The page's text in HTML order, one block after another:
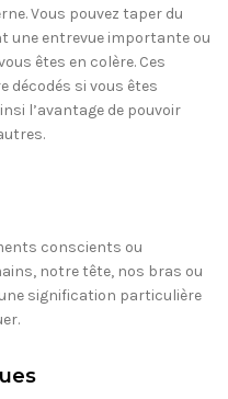
Vous pouvez taper du
une entrevue importante ou
êtes en colère. Ces
décodés si vous êtes
l’avantage de pouvoir
conscients ou
notre tête, nos bras ou
signification particulière